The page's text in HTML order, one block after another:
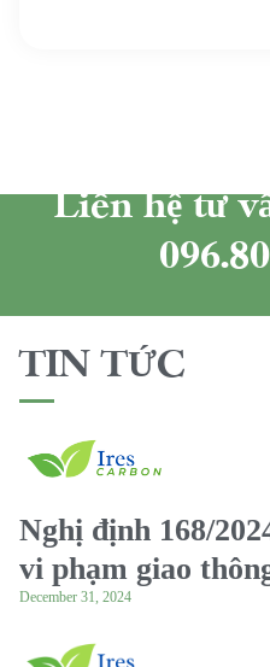
Liên hệ tư
TIN TỨC
Nghị định 168/
vi phạm giao
December 31, 2024